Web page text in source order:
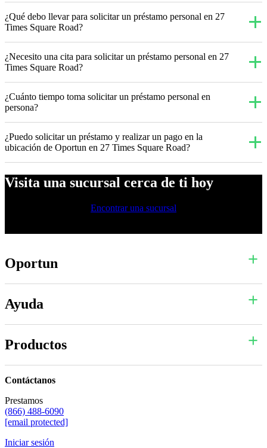
¿Qué debo llevar para solicitar un préstamo personal en 27
Times Square Road?
¿Necesito una cita para solicitar un préstamo personal en 27
Times Square Road?
¿Cuánto tiempo toma solicitar un préstamo personal en
persona?
¿Puedo solicitar un préstamo y realizar un pago en la
ubicación de Oportun en 27 Times Square Road?
Visita una sucursal cerca de ti hoy
Encontrar una sucursal
Oportun
Ayuda
Productos
Contáctanos
Prestamos
(866) 488-6090
[email protected]
Iniciar sesión